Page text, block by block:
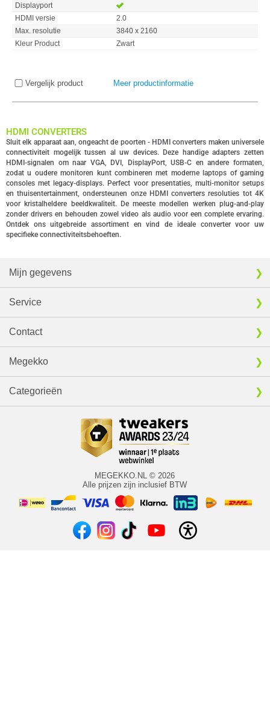
Displayport
HDMI versie
2.0
Max. resolutie
3840 x 2160
Kleur Product
Zwart
Vergelijk product Meer productinformatie
HDMI CONVERTERS
Sluit elk apparaat aan, ongeacht de poorten - HDMI converters maken universele
connectiviteit mogelijk tussen al uw devices. Deze handige adapters zetten
HDMI-signalen om naar VGA, DVI, DisplayPort, USB-C en andere formaten,
zodat u oudere monitoren kunt combineren met moderne laptops of gaming
consoles met legacy-displays. Perfect voor presentaties, multi-monitor setups
en thuisentertainment, ondersteunen onze HDMI converters resoluties tot 4K
voor kristalheldere beeldkwaliteit. De meeste modellen werken plug-and-play
zonder drivers en behouden zowel video als audio voor een complete ervaring.
Ontdek ons uitgebreide assortiment en vind de ideale converter voor uw
specifieke connectiviteitsbehoeften.
Mijn gegevens
Service
Contact
Megekko
Categorieën
MEGEKKO.NL © 2026
Alle prijzen zijn inclusief BTW